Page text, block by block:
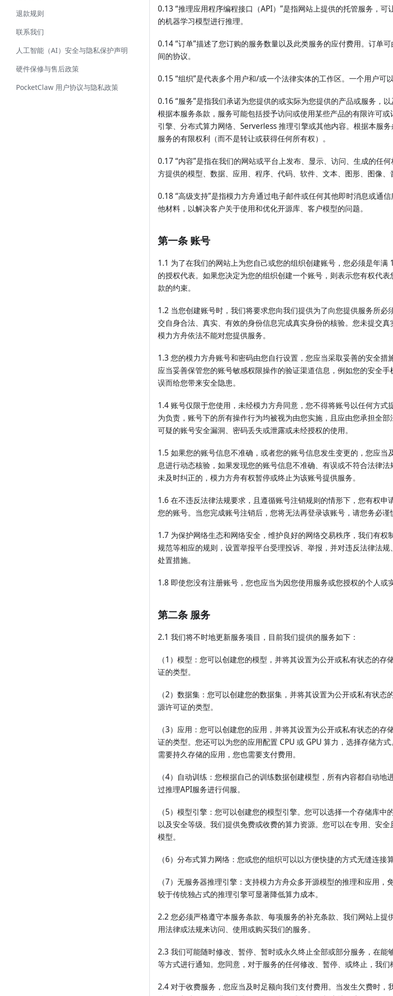
退款规则
联系我们
人工智能（AI）安全与隐私保护声明
硬件保修与售后政策
PocketClaw 用户协议与隐私政策
0.13 “推理应用程序编程接口（API）”是指网站上提供的托管服务，
的机器学习模型进行推理。
0.14 “订单”描述了您订购的服务数量以及此类服务的应付费用。订单
间的协议。
0.15 “组织”是代表多个用户和/或一个法律实体的工作区。一个用户可
0.16 “服务”是指我们承诺为您提供的或实际为您提供的产品或服务，
根据本服务条款，服务可能包括授予访问或使用某些产品的有限许可
引擎、分布式算力网络、Serverless 推理引擎或其他内容。根据本服
服务的有限权利（而不是转让或获得任何所有权）。
0.17 “内容”是指在我们的网站或平台上发布、显示、访问、生成的任
方提供的模型、数据、应用、程序、代码、软件、文本、图形、图像、
0.18 “高级支持”是指模力方舟通过电子邮件或任何其他即时消息或通
他材料，以解决客户关于使用和优化开源库、客户模型的问题。
第一条 账号
1.1 为了在我们的网站上为您自己或您的组织创建账号，您必须是年
的授权代表。如果您决定为您的组织创建一个账号，则表示您有权代
款的约束。
1.2 当您创建账号时，我们将要求您向我们提供为了向您提供服务所必
交自身合法、真实、有效的身份信息完成真实身份的核验。您未提交
模力方舟依法不能对您提供服务。
1.3 您的模力方舟账号和密码由您自行设置，您应当采取妥善的安全
应当妥善保管您的账号敏感权限操作的验证渠道信息，例如您的安全
误而给您带来安全隐患。
1.4 账号仅限于您使用，未经模力方舟同意，您不得将账号以任何方
为负责，账号下的所有操作行为均被视为由您实施，且应由您承担全
可疑的账号安全漏洞、密码丢失或泄露或未经授权的使用。
1.5 如果您的账号信息不准确，或者您的账号信息发生变更的，您应
息进行动态核验，如果发现您的账号信息不准确、有误或不符合法律
未及时纠正的，模力方舟有权暂停或终止为该账号提供服务。
1.6 在不违反法律法规要求，且遵循账号注销规则的情形下，您有权申
您的账号。当您完成账号注销后，您将无法再登录该账号，请您务必谨
1.7 为保护网络生态和网络安全，维护良好的网络交易秩序，我们有权
规范等相应的规则，设置举报平台受理投诉、举报，并对违反法律法
处置措施。
1.8 即使您没有注册账号，您也应当为因您使用服务或您授权的个人或
第二条 服务
2.1 我们将不时地更新服务项目，目前我们提供的服务如下：
（1）模型：您可以创建您的模型，并将其设置为公开或私有状态的
证的类型。
（2）数据集：您可以创建您的数据集，并将其设置为公开或私有状
源许可证的类型。
（3）应用：您可以创建您的应用，并将其设置为公开或私有状态的
证的类型。您还可以为您的应用配置 CPU 或 GPU 算力，选择存储方
需要持久存储的应用，您也需要支付费用。
（4）自动训练：您根据自己的训练数据创建模型，所有内容都自动
过推理API服务进行伺服。
（5）模型引擎：您可以创建您的模型引擎。您可以选择一个存储库中
以及安全等级。我们提供免费或收费的算力资源。您可以在专用、安
模型。
（6）分布式算力网络：您或您的组织可以以方便快捷的方式无缝连接
（7）无服务器推理引擎：支持模力方舟众多开源模型的推理和应用
较于传统独占式的推理引擎可显著降低算力成本。
2.2 您必须严格遵守本服务条款、每项服务的补充条款、我们网站上提
用法律或法规来访问、使用或购买我们的服务。
2.3 我们可能随时修改、暂停、暂时或永久终止全部或部分服务，在能
等方式进行通知。您同意，对于服务的任何修改、暂停、或终止，我们
2.4 对于收费服务，您应当及时足额向我们支付费用。当发生欠费时，